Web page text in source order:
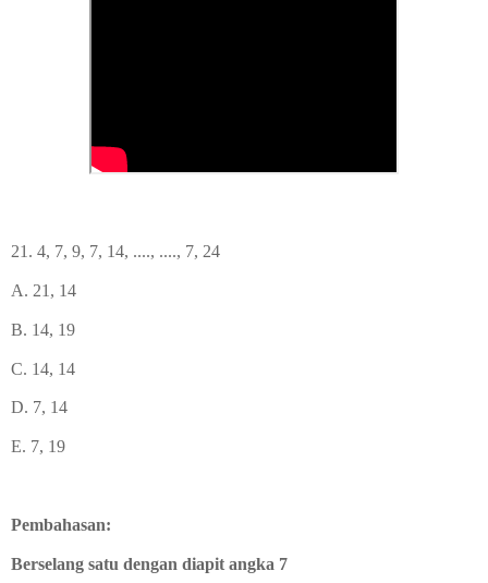
21. 4, 7, 9, 7, 14, ...., ...., 7, 24
A. 21, 14
B. 14, 19
C. 14, 14
D. 7, 14
E. 7, 19
Pembahasan:
Berselang satu dengan diapit angka 7